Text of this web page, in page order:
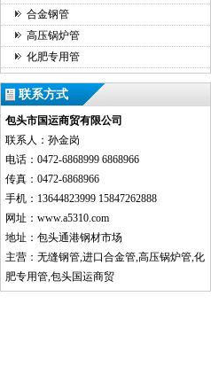
合金钢管
高压锅炉管
化肥专用管
联系方式
包头市国运商贸有限公司
联系人：孙金岗
电话：0472-6868999 6868966
传真：0472-6868966
手机：13644823999 15847262888
网址：www.a5310.com
地址：包头通港钢材市场
主营：无缝钢管,进口合金管,高压锅炉管,化
肥专用管,包头国运商贸